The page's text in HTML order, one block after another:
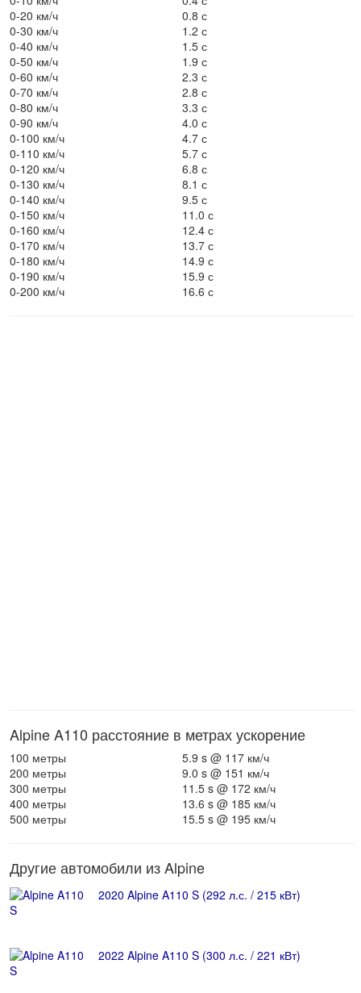
0-20 км/ч
0.8 с
0-30 км/ч
1.2 с
0-40 км/ч
1.5 с
0-50 км/ч
1.9 с
0-60 км/ч
2.3 с
0-70 км/ч
2.8 с
0-80 км/ч
3.3 с
0-90 км/ч
4.0 с
0-100 км/ч
4.7 с
0-110 км/ч
5.7 с
0-120 км/ч
6.8 с
0-130 км/ч
8.1 с
0-140 км/ч
9.5 с
0-150 км/ч
11.0 с
0-160 км/ч
12.4 с
0-170 км/ч
13.7 с
0-180 км/ч
14.9 с
0-190 км/ч
15.9 с
0-200 км/ч
16.6 с
Alpine A110 расстояние в метрах ускорение
100 метры
5.9 s @ 117 км/ч
200 метры
9.0 s @ 151 км/ч
300 метры
11.5 s @ 172 км/ч
400 метры
13.6 s @ 185 км/ч
500 метры
15.5 s @ 195 км/ч
Другие автомобили из Alpine
2020 Alpine A110 S (292 л.с. / 215 кВт)
2022 Alpine A110 S (300 л.с. / 221 кВт)